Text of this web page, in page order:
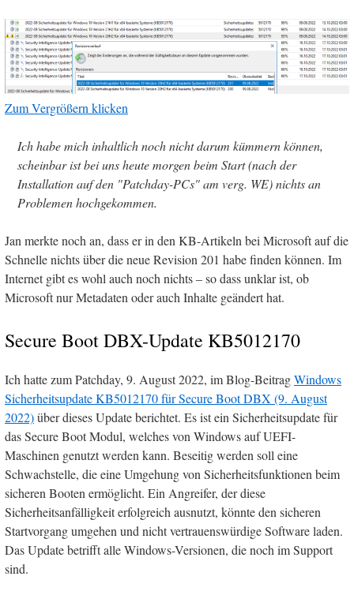
Zum Vergrößern klicken
Ich habe mich inhaltlich noch nicht darum kümmern können,
scheinbar ist bei uns heute morgen beim Start (nach der
Installation auf den "Patchday-PCs" am verg. WE) nichts an
Problemen hochgekommen.
Jan merkte noch an, dass er in den KB-Artikeln bei Microsoft auf die
Schnelle nichts über die neue Revision 201 habe finden können. Im
Internet gibt es wohl auch noch nichts – so dass unklar ist, ob
Microsoft nur Metadaten oder auch Inhalte geändert hat.
Secure Boot DBX-Update KB5012170
Ich hatte zum Patchday, 9. August 2022, im Blog-BeitragWindows
Sicherheitsupdate KB5012170 für Secure Boot DBX (9. August
2022)über dieses Update berichtet. Es ist ein Sicherheitsupdate für
das Secure Boot Modul, welches von Windows auf UEFI-
Maschinen genutzt werden kann. Beseitig werden soll eine
Schwachstelle, die eine Umgehung von Sicherheitsfunktionen beim
sicheren Booten ermöglicht. Ein Angreifer, der diese
Sicherheitsanfälligkeit erfolgreich ausnutzt, könnte den sicheren
Startvorgang umgehen und nicht vertrauenswürdige Software laden.
Das Update betrifft alle Windows-Versionen, die noch im Support
sind.